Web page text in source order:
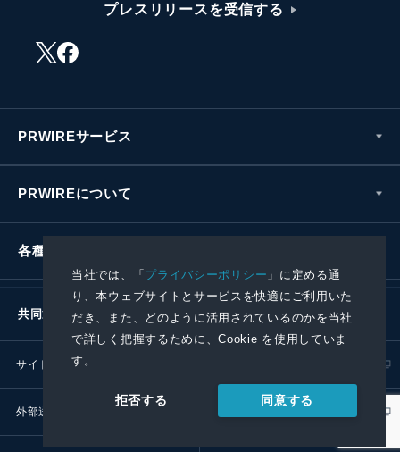
当社では、「プライバシーポリシー 」に定める通
り、本ウェブサイトとサービスを快適にご利用いた
だき、また、どのように活用されているのかを当社
で詳しく把握するために、Cookie を使用していま
す。
拒否する 同意する
プレスリリースを受信する
PRWIREサービス
PRWIREについて
各種お問い合わせ
共同通信社グループ
サイトポリシー
外部送信ポリシー プレスリリース取扱基準